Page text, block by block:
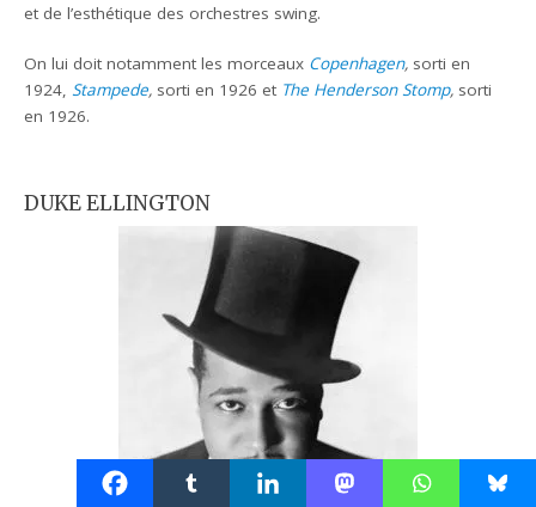
et de l’esthétique des orchestres swing.
On lui doit notamment les morceaux Copenhagen, sorti en
1924, Stampede, sorti en 1926 et The Henderson Stomp, sorti
en 1926.
DUKE ELLINGTON